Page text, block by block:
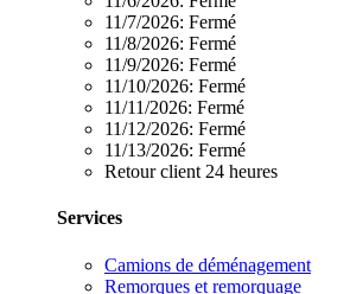
11/7/2026: Fermé
11/8/2026: Fermé
11/9/2026: Fermé
11/10/2026: Fermé
11/11/2026: Fermé
11/12/2026: Fermé
11/13/2026: Fermé
Retour client 24 heures
Services
Camions de déménagement
Remorques et remorquage